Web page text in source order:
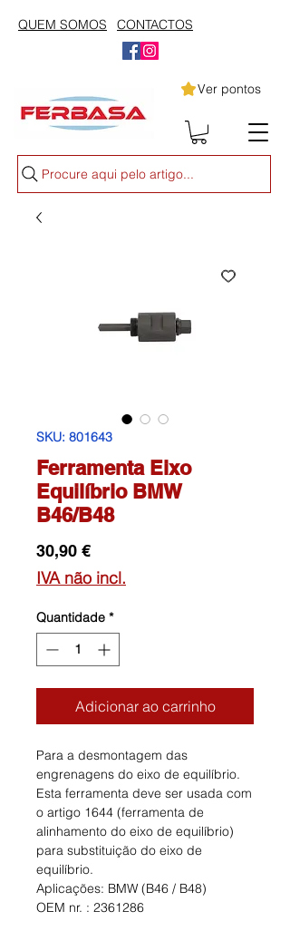
QUEM SOMOS CONTACTOS
Ver pontos
Procure aqui pelo artigo...
SKU: 801643
Ferramenta Eixo
Equilíbrio BMW
B46/B48
30,90 €Preço
IVA não incl.
Quantidade *
Adicionar ao carrinho
Para a desmontagem das
engrenagens do eixo de equilíbrio.
Esta ferramenta deve ser usada com
o artigo 1644 (ferramenta de
alinhamento do eixo de equilíbrio)
para substituição do eixo de
equilíbrio.
Aplicações: BMW (B46 / B48)
OEM nr. : 2361286